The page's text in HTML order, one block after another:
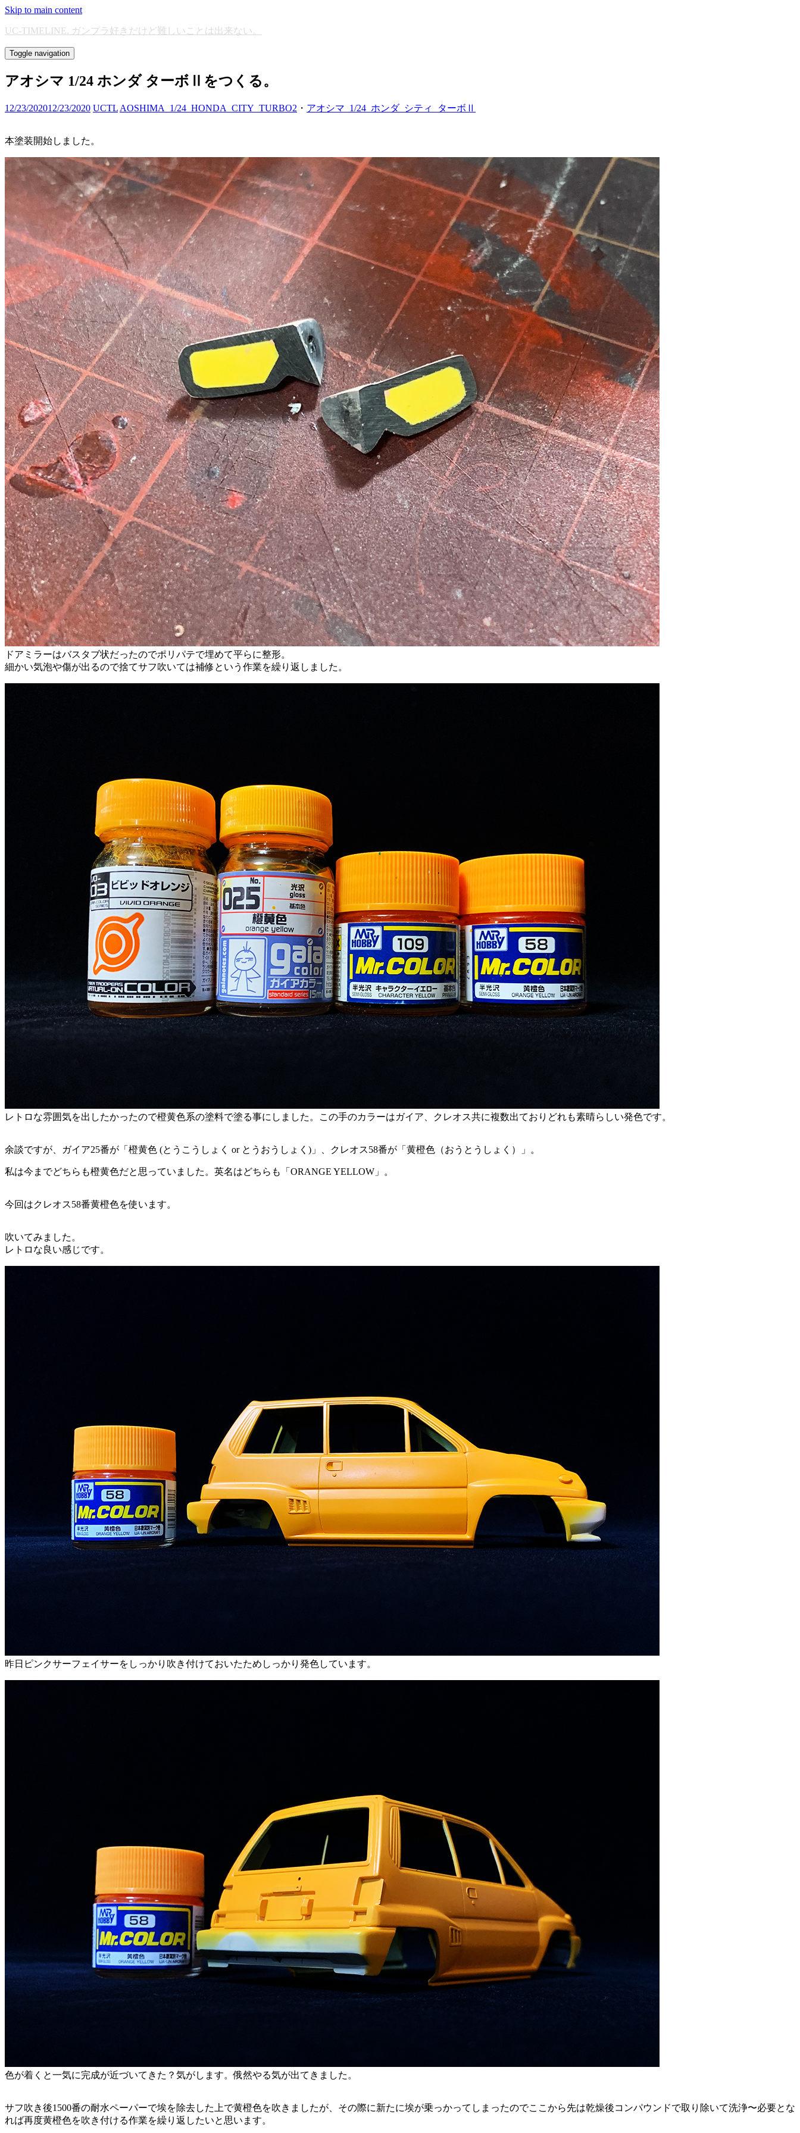
Skip to main content
UC-TIMELINE. ガンプラ好きだけど難しいことは出来ない。
Toggle navigation
アオシマ 1/24 ホンダ ターボⅡをつくる。
12/23/202012/23/2020 UCTL AOSHIMA_1/24_HONDA_CITY_TURBO2 ・ アオシマ_1/24_ホンダ_シティ_ターボⅡ
本塗装開始しました。
ドアミラーはバスタブ状だったのでポリパテで埋めて平らに整形。
細かい気泡や傷が出るので捨てサフ吹いては補修という作業を繰り返しました。
レトロな雰囲気を出したかったので橙黄色系の塗料で塗る事にしました。この手のカラーはガイア、クレオス共に複数出ておりどれも素晴らしい発色です。
余談ですが、ガイア25番が「橙黄色 (とうこうしょく or とうおうしょく)」、クレオス58番が「黄橙色（おうとうしょく）」。
私は今までどちらも橙黄色だと思っていました。英名はどちらも「ORANGE YELLOW」。
今回はクレオス58番黄橙色を使います。
吹いてみました。
レトロな良い感じです。
昨日ピンクサーフェイサーをしっかり吹き付けておいたためしっかり発色しています。
色が着くと一気に完成が近づいてきた？気がします。俄然やる気が出てきました。
サフ吹き後1500番の耐水ペーパーで埃を除去した上で黄橙色を吹きましたが、その際に新たに埃が乗っかってしまったのでここから先は乾燥後コンパウンドで取り除いて洗浄〜必要とな
れば再度黄橙色を吹き付ける作業を繰り返したいと思います。